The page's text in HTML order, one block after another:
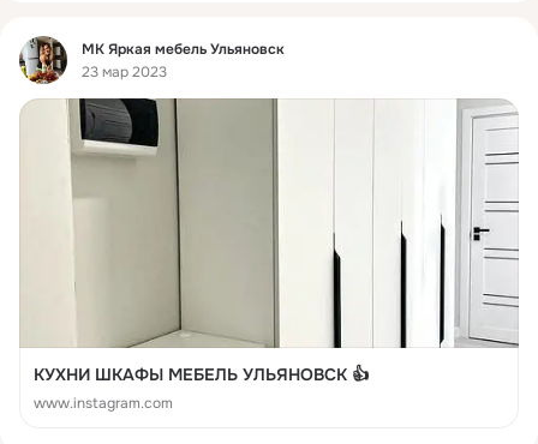
Фид
МК Яркая мебель Ульяновск
23 мар 2023
КУХНИ ШКАФЫ МЕБЕЛЬ УЛЬЯНОВСК 👍
www.instagram.com